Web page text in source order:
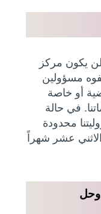
يكون مركز
مسؤولين
أو خاصة
في حالة
محدودة
عشر شهراً
وحل